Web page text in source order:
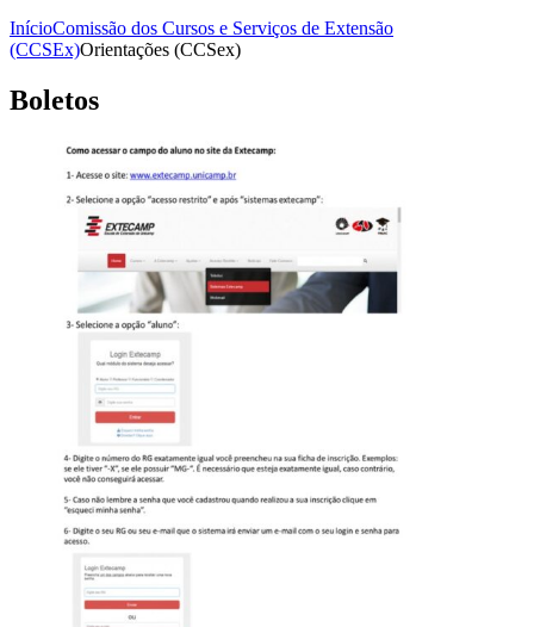
InícioComissão dos Cursos e Serviços de Extensão
(CCSEx)Orientações (CCSex)
Boletos